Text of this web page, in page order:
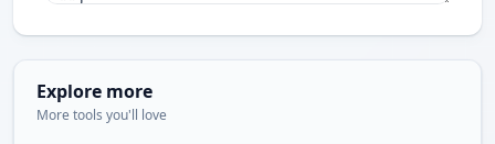
Explore more
More tools you'll love